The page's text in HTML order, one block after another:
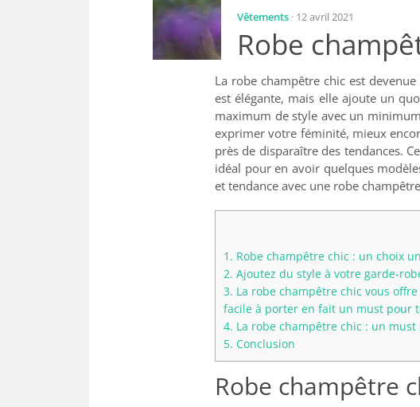
Vêtements · 12 avril 2021
Robe
La robe champêtre chic est
est élégante, mais elle ajoute un
maximum de style avec un
exprimer votre féminité, mieux
près de disparaître des tendances.
idéal pour en avoir quelques
et tendance avec une robe
1. Robe champêtre chic : un choix
2. Ajoutez du style à votre garde-
3. La robe champêtre chic vous
facile à porter en fait un must pour
4. La robe champêtre chic : un
5. Conclusion
Robe champêtre